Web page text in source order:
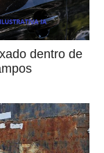
dentro de